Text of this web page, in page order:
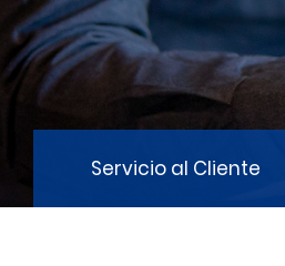
GCC
GCC
Servicio al Cliente